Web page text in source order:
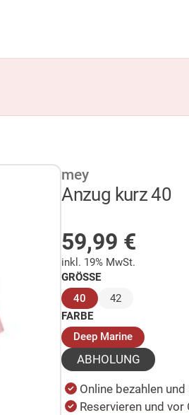
mey
Anzug kurz 40
59,99 €
inkl. 19% MwSt.
GRÖSSE
40 (ausgewählt)
42
FARBE
Deep Marine
ABHOLUNG
Online bezahlen
Reservieren und vor